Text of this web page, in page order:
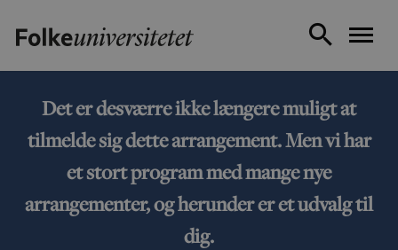
Det er desværre ikke længere muligt at
tilmelde sig dette arrangement. Men vi har
et stort program med mange nye
arrangementer, og herunder er et udvalg til
dig.